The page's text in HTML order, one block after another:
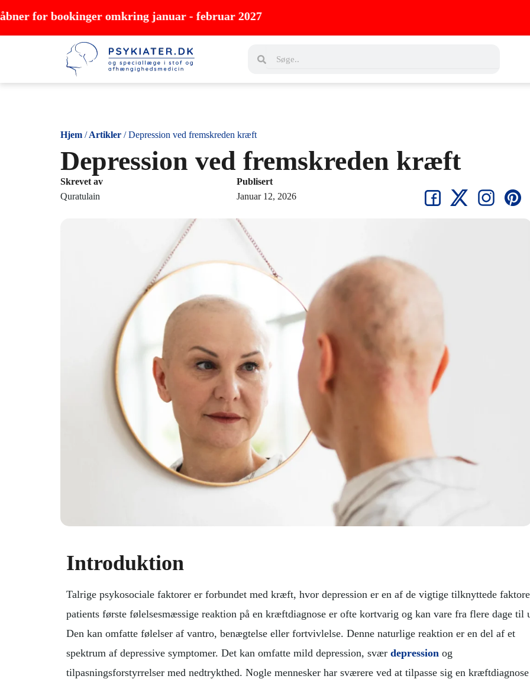
Gå
omkring januar - februar 2027
Hjem /Artikler /Depression ved fremskreden kræft
Depression ved fremskreden kræft
Skrevet av
Quratulain
Publisert
Januar 12, 2026
Introduktion
Talrige psykosociale faktorer er forbundet med kræft, hvor depression er en af de vigtige tilknyttede
patients første følelsesmæssige reaktion på en kræftdiagnose er ofte kortvarig og kan vare fra flere dage til
Den kan omfatte følelser af vantro, benægtelse eller fortvivlelse. Denne naturlige reaktion er en del af et
spektrum af depressive symptomer. Det kan omfatte mild depression, svær depression og
tilpasningsforstyrrelser med nedtrykthed. Nogle mennesker har sværere ved at tilpasse sig en